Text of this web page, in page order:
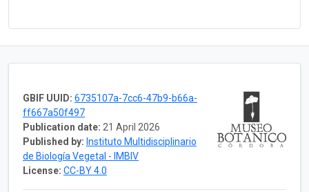
GBIF UUID: 6735107a-7cc6-47b9-b66a-
ff667a50f497
Publication date: 21 April 2026
Published by: Instituto Multidisciplinario
de Biología Vegetal - IMBIV
License: CC-BY 4.0